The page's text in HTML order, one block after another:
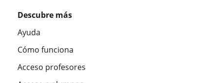
Descubre más
Ayuda
Cómo funciona
Acceso profesores